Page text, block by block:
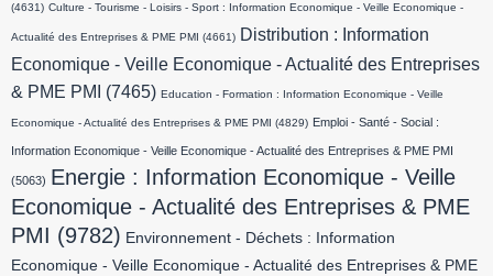
(4631) Culture - Tourisme - Loisirs - Sport : Information Economique - Veille Economique -
Actualité des Entreprises & PME PMI (4661) Distribution : Information
Economique - Veille Economique - Actualité des Entreprises
& PME PMI
(7465) Education - Formation : Information Economique - Veille
Economique - Actualité des Entreprises & PME PMI (4829) Emploi - Santé - Social :
Information Economique - Veille Economique - Actualité des Entreprises & PME PMI
(5063) Energie : Information Economique - Veille
Economique - Actualité des Entreprises & PME
PMI (9782) Environnement - Déchets : Information
Economique - Veille Economique - Actualité des Entreprises & PME